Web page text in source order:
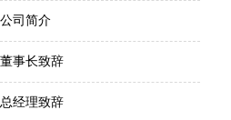
公司简介
董事长致辞
总经理致辞